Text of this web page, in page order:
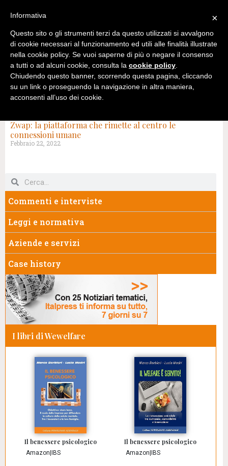
Zwap: la piattaforma che rimette al centro le
connessioni umane
Febbraio 22, 2022
Commenti e interviste
Leggi e normativa
Aziende e servizi
Case history
I libri di Wewelfare
Il benessere psicologico
Amazon IBS
Il benessere psicologico
Amazon IBS
×
Informativa
Questo sito o gli strumenti terzi da questo utilizzati si avvalgono
di cookie necessari al funzionamento ed utili alle finalità illustrate
nella cookie policy. Se vuoi saperne di più o negare il consenso
a tutti o ad alcuni cookie, consulta la cookie policy.
Chiudendo questo banner, scorrendo questa pagina, cliccando
su un link o proseguendo la navigazione in altra maniera,
acconsenti all’uso dei cookie.